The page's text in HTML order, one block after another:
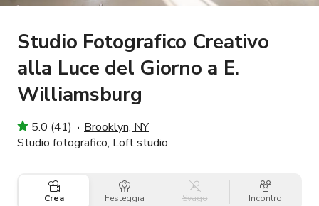
Studio Fotografico Creativo
alla Luce del Giorno a E.
Williamsburg
5.0 (41)
Brooklyn, NY
Studio fotografico, Loft studio
Crea Festeggia Svago Incontro